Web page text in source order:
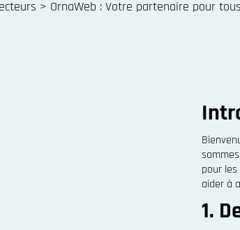
> OrnaWeb : Votre partenaire pour
pour
aider à
1.